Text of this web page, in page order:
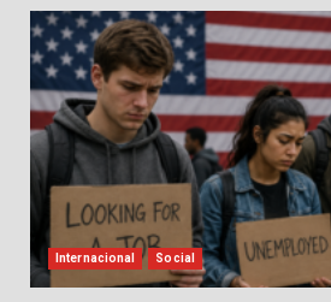
Internacional Social